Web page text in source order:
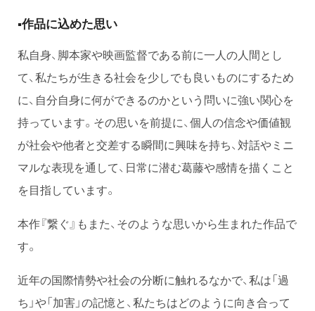
▪️作品に込めた思い
私自身、脚本家や映画監督である前に一人の人間とし
て、私たちが生きる社会を少しでも良いものにするため
に、自分自身に何ができるのかという問いに強い関心を
持っています。その思いを前提に、個人の信念や価値観
が社会や他者と交差する瞬間に興味を持ち、対話やミニ
マルな表現を通して、日常に潜む葛藤や感情を描くこと
を目指しています。
本作『繋ぐ』もまた、そのような思いから生まれた作品で
す。
近年の国際情勢や社会の分断に触れるなかで、私は「過
ち」や「加害」の記憶と、私たちはどのように向き合って